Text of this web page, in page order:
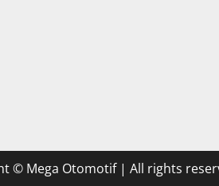
© Mega Otomotif | All rights